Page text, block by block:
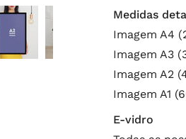
Medidas
Imagem A4
Imagem A3
Imagem A2
Imagem A1
E-vidro